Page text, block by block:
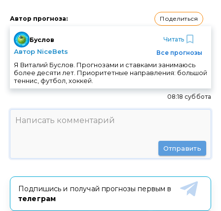
Автор прогноза: Поделиться
Буслов
Автор NiceBets
Читать
Все прогнозы
Я Виталий Буслов. Прогнозами и ставками занимаюсь
более десяти лет. Приоритетные направления: большой
теннис, футбол, хоккей.
08:18 суббота
Отправить
Подпишись и получай прогнозы первым в
телеграм